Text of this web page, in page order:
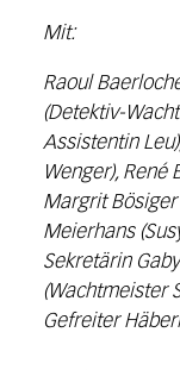
Mit:
Raoul
(Detektiv-
Assistentin
Wenger), René
Margrit Bösiger
Meierhans
Sekretärin
(Wachtmeister
Gefreiter